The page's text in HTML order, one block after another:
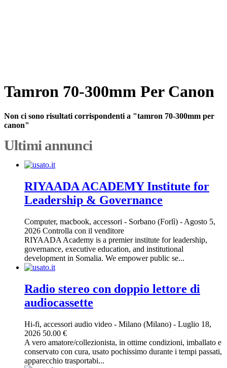
Tamron 70-300mm Per Canon
Non ci sono risultati corrispondenti a "tamron 70-300mm per
canon"
Ultimi annunci
RIYAADA ACADEMY Institute for
Leadership & Governance
Computer, macbook, accessori - Sorbano (Forlì) - Agosto 5,
2026 Controlla con il venditore
RIYAADA Academy is a premier institute for leadership,
governance, executive education, and institutional
development in Somalia. We empower public se...
Radio stereo con doppio lettore di
audiocassette
Hi-fi, accessori audio video - Milano (Milano) - Luglio 18,
2026 50.00 €
A vero amatore/collezionista, in ottime condizioni, imballato e
conservato con cura, usato pochissimo durante i tempi passati,
apparecchio trasportabi...